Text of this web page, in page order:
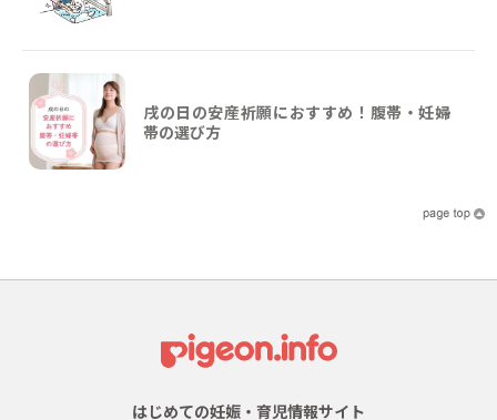
戌の日の安産祈願におすすめ！腹帯・妊婦
帯の選び方
はじめての妊娠・育児情報サイト